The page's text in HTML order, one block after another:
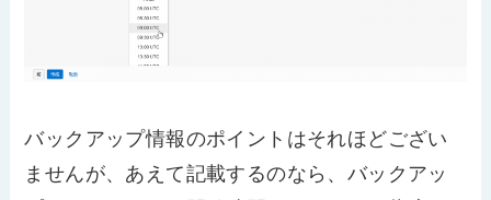
バックアップ情報のポイントはそれほどござい
ませんが、あえて記載するのなら、バックアッ